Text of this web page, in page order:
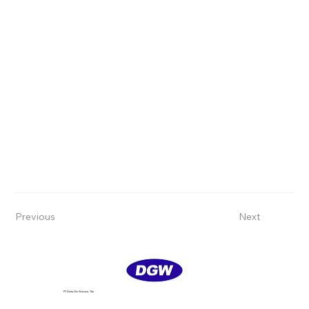
Previous Next
PT Delta GIri Wacana, Tbk.